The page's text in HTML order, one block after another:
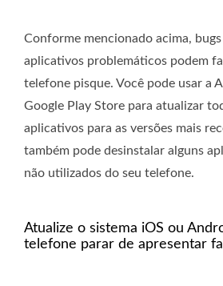
Conforme mencionado acima,
aplicativos problemáticos podem
telefone pisque. Você pode usar a
Google Play Store para atualizar
aplicativos para as versões mais
também pode desinstalar alguns
não utilizados do seu telefone.
Atualize o sistema iOS ou
telefone parar de apresentar